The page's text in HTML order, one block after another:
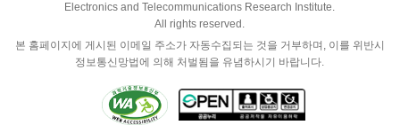
Electronics and Telecommunications Research Institute.
All rights reserved.
본 홈페이지에 게시된 이메일 주소가 자동수집되는 것을 거부하며, 이를 위반시
정보통신망법에 의해 처벌됨을 유념하시기 바랍니다.